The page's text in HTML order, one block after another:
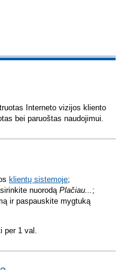
Interneto vizijos kliento
bei paruoštas naudojimui.
klientų sistemoje;
nuorodąPlačiau... ;
ir paspauskite mygtuką
per 1 val.